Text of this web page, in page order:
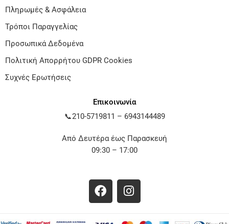
Πληρωμές & Ασφάλεια
Τρόποι Παραγγελίας
Προσωπικά Δεδομένα
Πολιτική Απορρήτου GDPR Cookies
Συχνές Ερωτήσεις
Επικοινωνία
📞210-5719811 – 6943144489
Από Δευτέρα έως Παρασκευή
09:30 – 17:00